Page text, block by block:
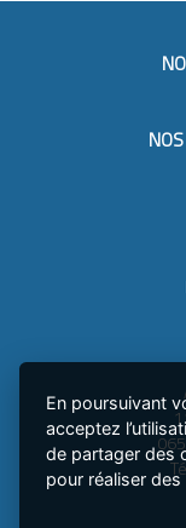
En poursuivant
acceptez
de partager des
pour réaliser des